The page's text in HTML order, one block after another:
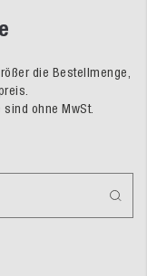
die Bestellmenge,
ohne MwSt.